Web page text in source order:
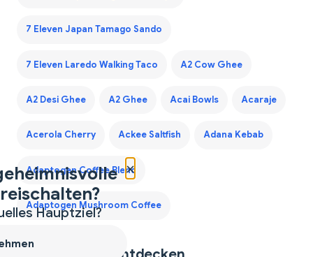
7 Eleven Japan Tamago Sando
7 Eleven Laredo Walking Taco A2 Cow Ghee
A2 Desi Ghee A2 Ghee Acai Bowls Acaraje
Acerola Cherry Ackee Saltfish Adana Kebab
Adaptogen Coffee Blend
Adaptogen Mushroom Coffee
×
Hauptziel?